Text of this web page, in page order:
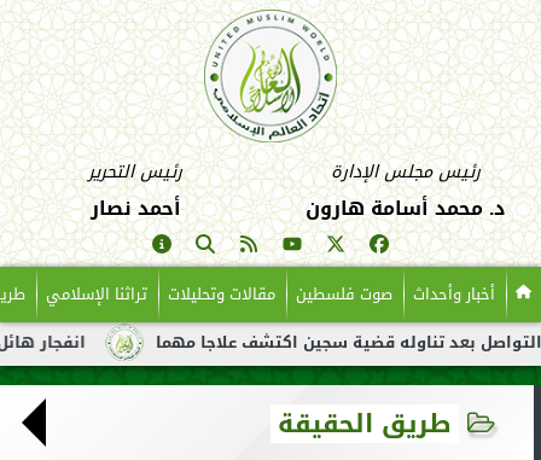
رئيس مجلس الإدارة
د. محمد أسامة هارون
رئيس التحرير
أحمد نصار
أخبار وأحداث صوت فلسطين مقالات وتحليلات تراثنا الإسلامي
انفجار هائل لناقلة تناوله قضية سجين اكتشف علاجا مهما
طريق الحقيقة